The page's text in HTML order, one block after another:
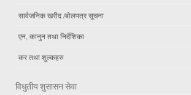
सार्वजनिक खरीद /बोलपत्र सूचना
एन, कानुन तथा निर्देशिका
कर तथा शुल्कहरु
विधुतीय शुसासन सेवा